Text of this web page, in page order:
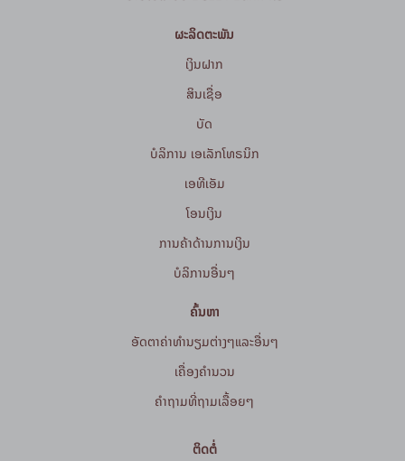
ຜະລິດຕະພັນ
ເງິນຝາກ
ສິນເຊື່ອ
ບັດ
ບໍລິການ ເອເລັກໂທຣນິກ
ເອທີເອັມ
ໂອນເງິນ
ການຄ້າດ້ານການເງິນ
ບໍລິການອື່ນໆ
ຄົ້ນຫາ
ອັດຕາຄ່າທຳນຽມຕ່າງໆແລະອື່ນໆ
ເຄື່ອງຄຳນວນ
ຄໍາຖາມທີ່ຖາມເລື້ອຍໆ
ຕິດຕໍ່